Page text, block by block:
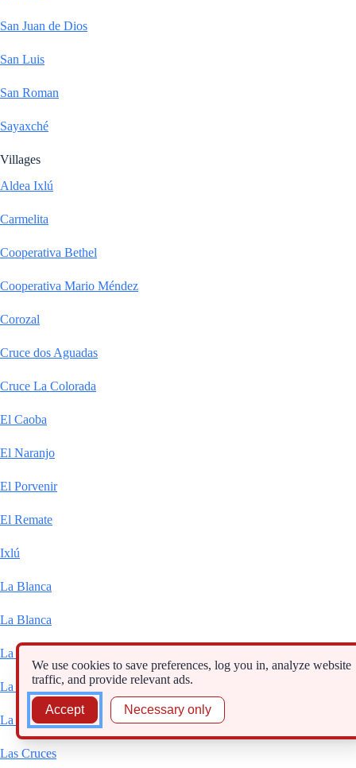
San Juan de Dios
San Luis
San Roman
Sayaxché
Villages
Aldea Ixlú
Carmelita
Cooperativa Bethel
Cooperativa Mario Méndez
Corozal
Cruce dos Aguadas
Cruce La Colorada
El Caoba
El Naranjo
El Porvenir
El Remate
Ixlú
La Blanca
La Blanca
La Cobanerita
La Libertad
La Pasadita
Las Cruces
We use cookies to save preferences, log you in, analyze website
traffic, and provide relevant ads.
Accept Necessary only